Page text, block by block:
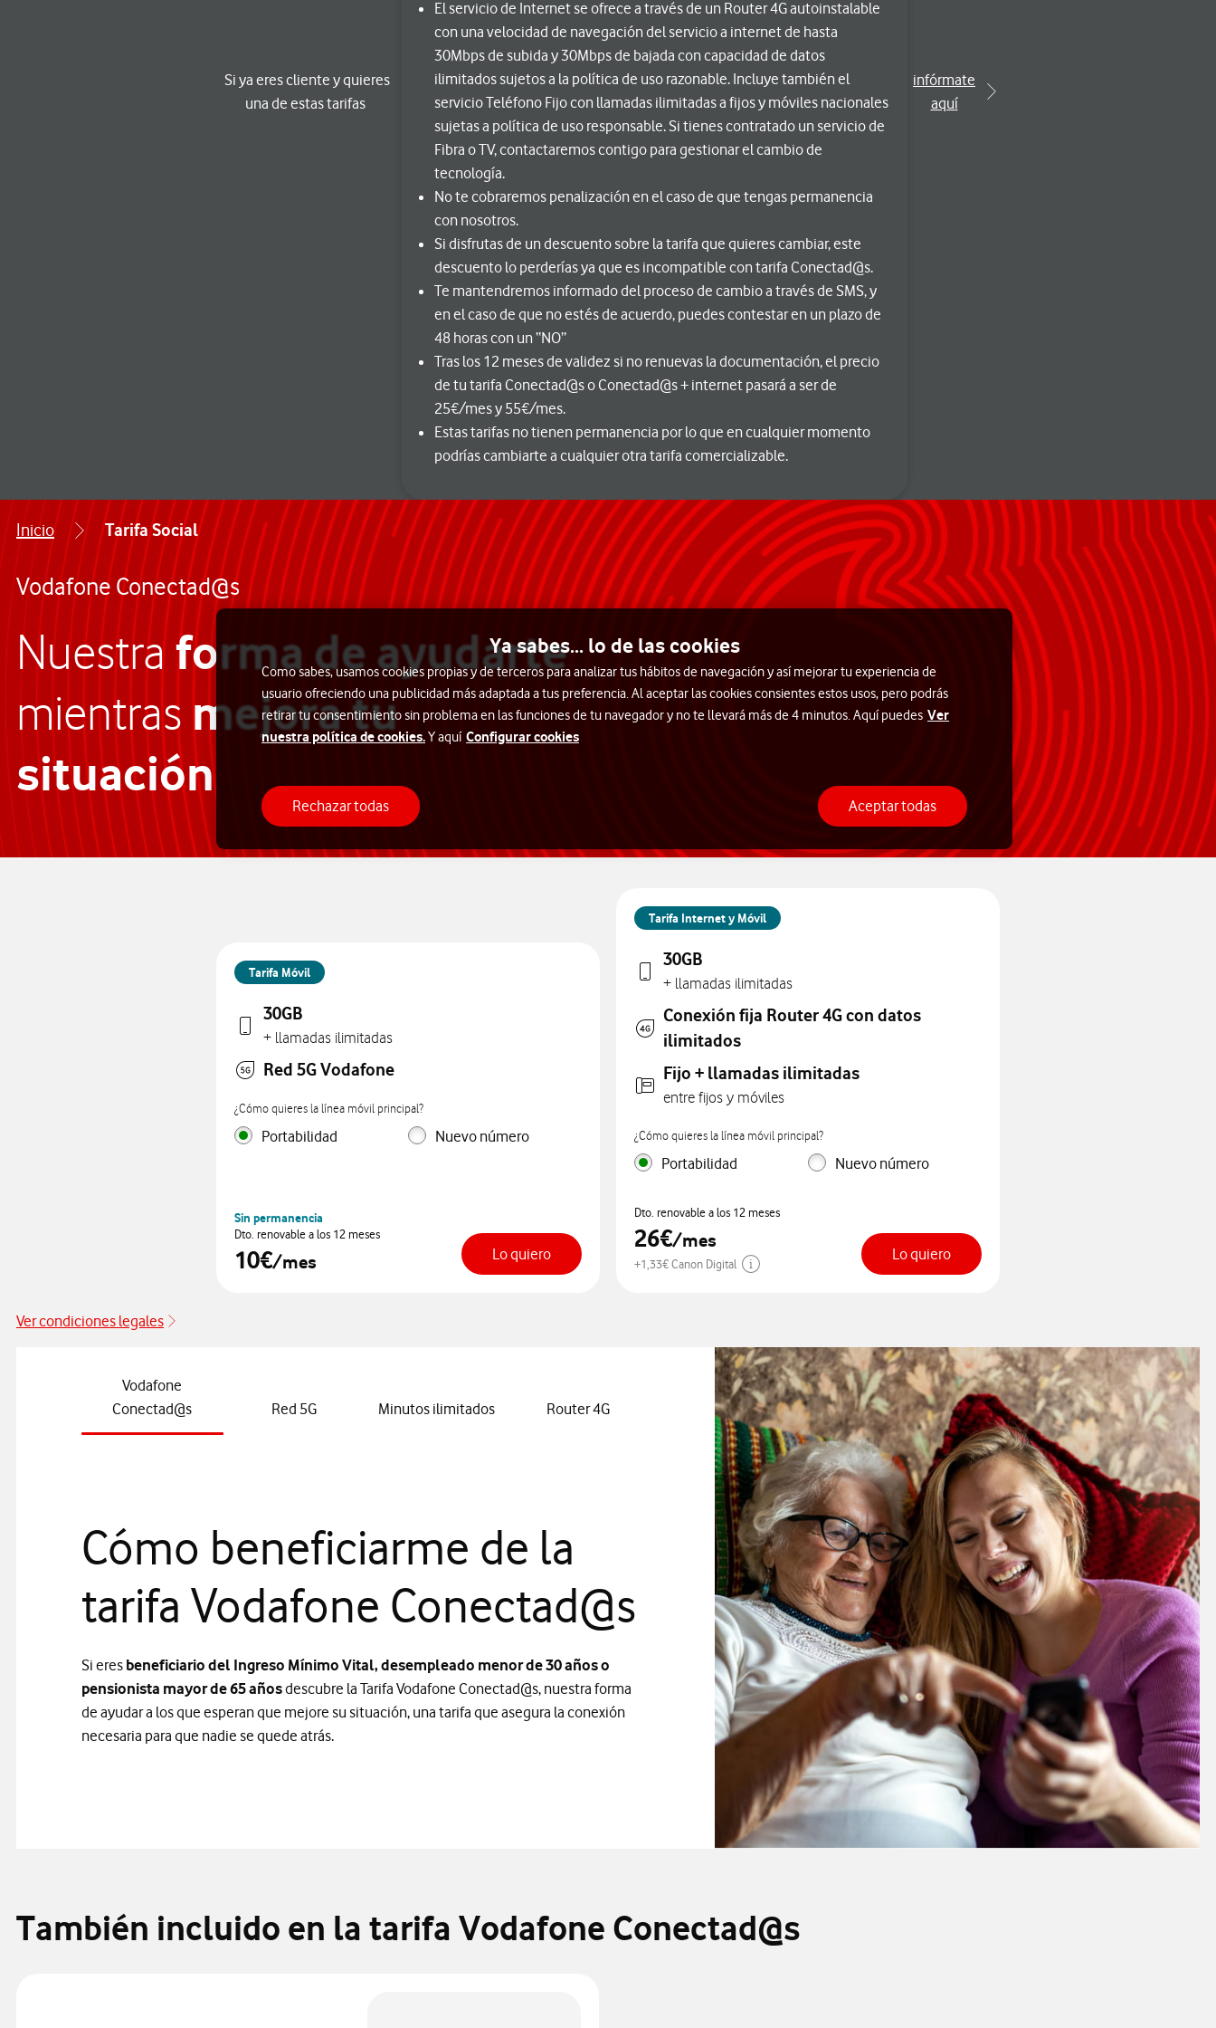
Si ya eres cliente y quieres
una de estas tarifas
El servicio de Internet se ofrece a través de un Router 4G autoinstalable
con una velocidad de navegación del servicio a internet de hasta
30Mbps de subida y 30Mbps de bajada con capacidad de datos
ilimitados sujetos a la política de uso razonable. Incluye también el
servicio Teléfono Fijo con llamadas ilimitadas a fijos y móviles nacionales
sujetas a política de uso responsable. Si tienes contratado un servicio de
Fibra o TV, contactaremos contigo para gestionar el cambio de
tecnología.
No te cobraremos penalización en el caso de que tengas permanencia
con nosotros.
Si disfrutas de un descuento sobre la tarifa que quieres cambiar, este
descuento lo perderías ya que es incompatible con tarifa Conectad@s.
Te mantendremos informado del proceso de cambio a través de SMS, y
en el caso de que no estés de acuerdo, puedes contestar en un plazo de
48 horas con un “NO”
Tras los 12 meses de validez si no renuevas la documentación, el precio
de tu tarifa Conectad@s o Conectad@s + internet pasará a ser de
25€/mes y 55€/mes.
Estas tarifas no tienen permanencia por lo que en cualquier momento
podrías cambiarte a cualquier otra tarifa comercializable.
infórmate
aquí
Inicio Tarifa Social
Vodafone Conectad@s
Nuestraforma de ayudarte
mientras mejora tu
situación
Tarifa Móvil
30GB
+ llamadas ilimitadas
Red 5G Vodafone
¿Cómo quieres la línea móvil principal?
Portabilidad Nuevo número
Sin permanencia
Dto. renovable a los 12 meses
10€/mes Lo quiero
Tarifa Internet y Móvil
30GB
+ llamadas ilimitadas
Conexión fija Router 4G con datos
ilimitados
Fijo + llamadas ilimitadas
entre fijos y móviles
¿Cómo quieres la línea móvil principal?
Portabilidad Nuevo número
Dto. renovable a los 12 meses
26€/mes
+1,33€ Canon Digital
Lo quiero
Ver condiciones legales
Vodafone
Conectad@s
Red 5G Minutos ilimitados Router 4G
Cómo beneficiarme de la
tarifa Vodafone Conectad@s
Si eres beneficiario del Ingreso Mínimo Vital, desempleado menor de 30 años o
pensionista mayor de 65 añosdescubre la Tarifa Vodafone Conectad@s, nuestra forma
de ayudar a los que esperan que mejore su situación, una tarifa que asegura la conexión
necesaria para que nadie se quede atrás.
También incluido en la tarifa Vodafone Conectad@s
Ya sabes... lo de las cookies
Como sabes, usamos cookies propias y de terceros para analizar tus hábitos de navegación y así mejorar tu experiencia de
usuario ofreciendo una publicidad más adaptada a tus preferencia. Al aceptar las cookies consientes estos usos, pero podrás
retirar tu consentimiento sin problema en las funciones de tu navegador y no te llevará más de 4 minutos. Aquí puedes Ver
nuestra política de cookies.Y aquí Configurar cookies
Rechazar todas Aceptar todas